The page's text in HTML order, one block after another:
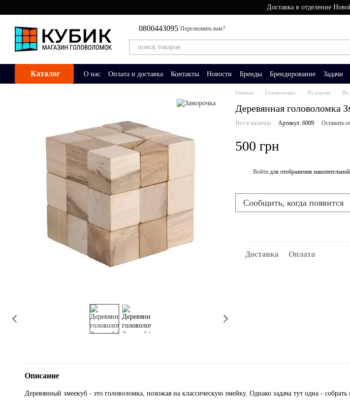
Доставка в отделение
0800443095 Перезвонить вам?
Каталог О нас Оплата и доставка Контакты Новости Бренды Брендирование Задачи
Главная Головоломки Из дерева Из
Деревянная головоломка
Нет в наличии Артикул: 6009 Оставить
500 грн
Войти для отображения
Сообщить, когда появится
Доставка Оплата
Описание
Деревянный змеекуб - это головоломка, похожая на классическую змейку. Однако задача тут одна -